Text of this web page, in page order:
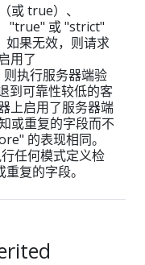
或 true）、
"true" 或 "strict"
如果无效，则请求
用了
执行服务器端验
到可靠性较低的客
上启用了服务器端
或重复的字段而不
的表现相同。
任何模式定义检
复的字段。